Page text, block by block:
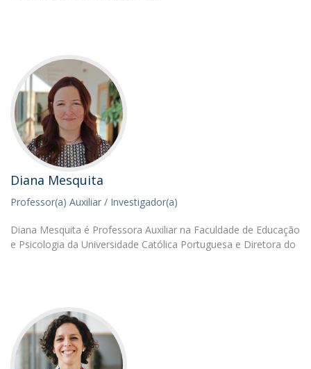
Diana Mesquita
Professor(a) Auxiliar / Investigador(a)
Diana Mesquita é Professora Auxiliar na Faculdade de Educação
e Psicologia da Universidade Católica Portuguesa e Diretora do